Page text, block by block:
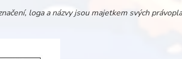
loga a názvy jsou majetkem svých